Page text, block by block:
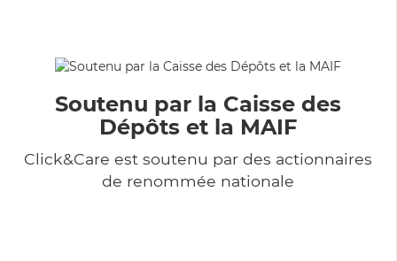
Soutenu par la Caisse des
Dépôts et la MAIF
Click&Care est soutenu par des actionnaires
de renommée nationale